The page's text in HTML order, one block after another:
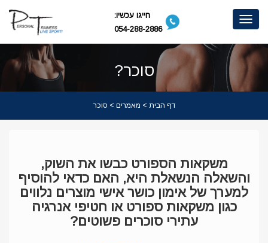
Toggle
navigation
חייגו עכשיו:
054-288-2886
סוכר?
דף הבית > מאמרים > סוכר
משקאות הספורט כבשו את השוק,
והשאלה הנשאלת היא, האם כדאי להוסיף
למערך של אימון כושר אישי מוצרים נלווים
כגון משקאות ספורט או חטיפי אנרגיה
עתירי סוכרים פשוטים?